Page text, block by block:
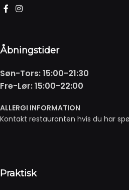
Åbningstider
Søn-Tors: 15:00-21:30
Fre-Lør: 15:00-22:00
ALLERGI INFORMATION
Kontakt restauranten hvis du har
Praktisk